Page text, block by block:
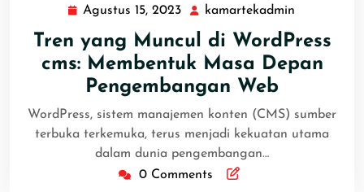
Agustus 15, 2023 kamartekadmin
Tren yang Muncul di WordPress
cms: Membentuk Masa Depan
Pengembangan Web
WordPress, sistem manajemen konten (CMS) sumber
terbuka terkemuka, terus menjadi kekuatan utama
dalam dunia pengembangan…
0 Comments